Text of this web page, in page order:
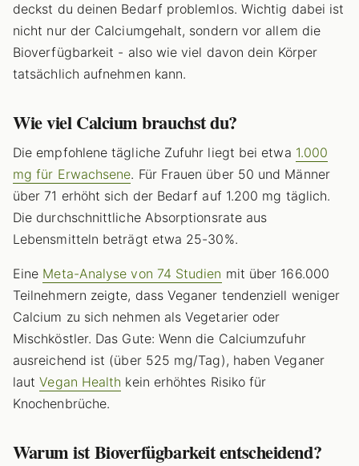
deckst du deinen Bedarf problemlos. Wichtig dabei ist
nicht nur der Calciumgehalt, sondern vor allem die
Bioverfügbarkeit - also wie viel davon dein Körper
tatsächlich aufnehmen kann.
Wie viel Calcium brauchst du?
Die empfohlene tägliche Zufuhr liegt bei etwa 1.000
mg für Erwachsene. Für Frauen über 50 und Männer
über 71 erhöht sich der Bedarf auf 1.200 mg täglich.
Die durchschnittliche Absorptionsrate aus
Lebensmitteln beträgt etwa 25-30%.
Eine Meta-Analyse von 74 Studien mit über 166.000
Teilnehmern zeigte, dass Veganer tendenziell weniger
Calcium zu sich nehmen als Vegetarier oder
Mischköstler. Das Gute: Wenn die Calciumzufuhr
ausreichend ist (über 525 mg/Tag), haben Veganer
lautVegan Health kein erhöhtes Risiko für
Knochenbrüche.
Warum ist Bioverfügbarkeit entscheidend?